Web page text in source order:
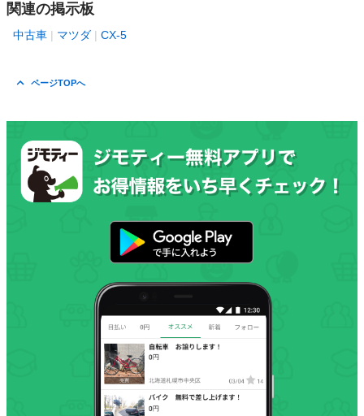
関連の掲示板
中古車 マツダ CX-5
ページTOPへ